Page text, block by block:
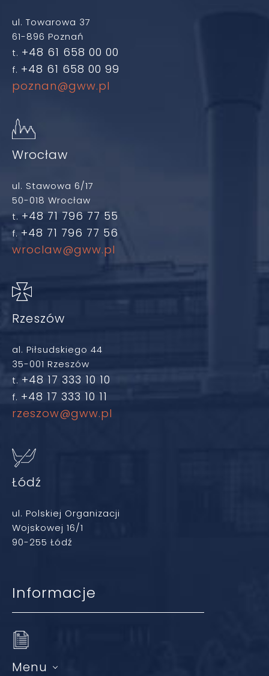
ul. Towarowa 37
61-896 Poznań
t. +48 61 658 00 00
f. +48 61 658 00 99
poznan@gww.pl
Wrocław
ul. Stawowa 6/17
50-018 Wrocław
t. +48 71 796 77 55
f. +48 71 796 77 56
wroclaw@gww.pl
Rzeszów
al. Piłsudskiego 44
35-001 Rzeszów
t. +48 17 333 10 10
f. +48 17 333 10 11
rzeszow@gww.pl
Łódź
ul. Polskiej Organizacji
Wojskowej 16/1
90-255 Łódź
Informacje
Menu